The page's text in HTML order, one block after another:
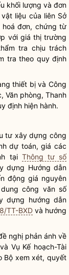
khối lượng và đơn
liệu của liên Sở
hoá đơn, chứng từ
với giá thị trường
tra chịu trách
tra theo quy định
thiết bị và Công
Văn phòng, Thanh
định hiện hành.
tư xây dựng công
dự toán, giá các
tại Thông tư số
dựng Hướng dẫn
động giá nguyên
công văn số
dựng hướng dẫn
TT-BXDvà hướng
nghị phản ánh về
Vụ Kế hoạch-Tài
Bộ xem xét, quyết